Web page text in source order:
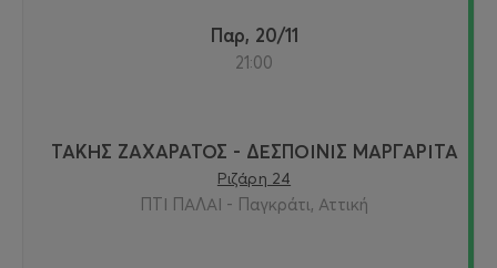
Παρ, 20/11
21:00
ΤΑΚΗΣ ΖΑΧΑΡΑΤΟΣ - ΔΕΣΠΟΙΝΙΣ ΜΑΡΓΑΡΙΤΑ
Ριζάρη 24
ΠΤΙ ΠΑΛΑΙ - Παγκράτι, Αττική